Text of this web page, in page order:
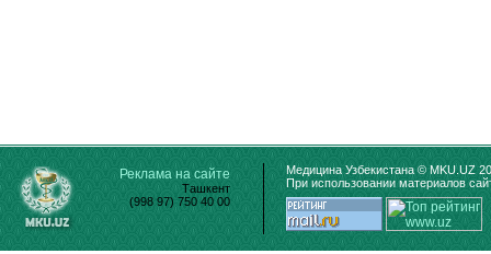
Реклама на сайте
Ташкент
(998 97) 750 40 00
Медицина Узбекистана © MKU.UZ
При использовании материалов